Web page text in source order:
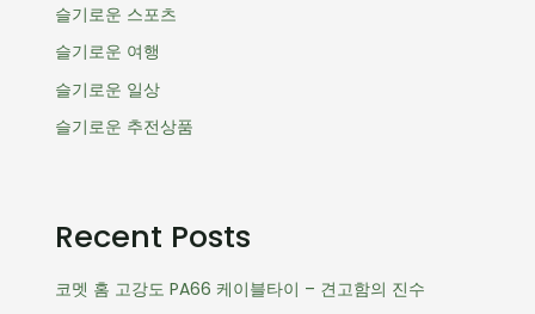
슬기로운 스포츠
슬기로운 여행
슬기로운 일상
슬기로운 추전상품
Recent Posts
코멧 홈 고강도 PA66 케이블타이 – 견고함의 진수